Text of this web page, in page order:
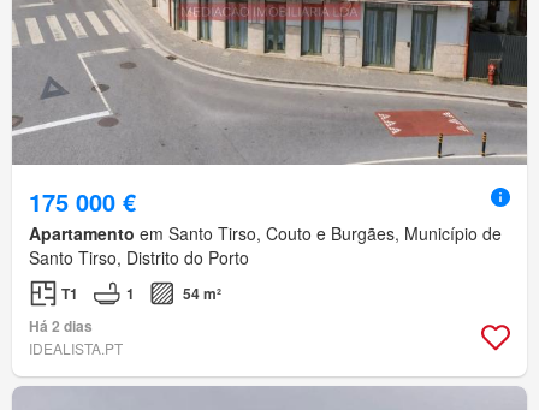
175 000 €
Apartamento em Santo Tirso, Couto e Burgães, Município de
Santo Tirso, Distrito do Porto
T1 1
54 m²
Há 2 dias
IDEALISTA.PT